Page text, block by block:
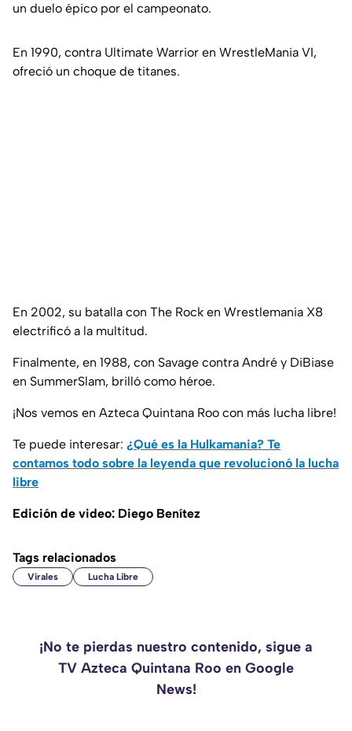
un duelo épico por el campeonato.
En 1990, contra Ultimate Warrior en WrestleMania VI,
ofreció un choque de titanes.
En 2002, su batalla con The Rock en Wrestlemania X8
electrificó a la multitud.
Finalmente, en 1988, con Savage contra André y DiBiase
en SummerSlam, brilló como héroe.
¡Nos vemos en Azteca Quintana Roo con más lucha libre!
Te puede interesar: ¿Qué es la Hulkamania? Te
contamos todo sobre la leyenda que revolucionó la lucha
libre
Edición de video: Diego Benítez
Tags relacionados
Virales Lucha Libre
¡No te pierdas nuestro contenido, sigue a
TV Azteca Quintana Roo en Google
News!